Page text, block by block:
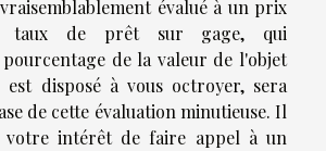
vraisemblablement évalué à un prix
taux de prêt sur gage, qui
de la valeur de l'objet
disposé à vous octroyer, sera
de cette évaluation minutieuse. Il
votre intérêt de faire appel à un